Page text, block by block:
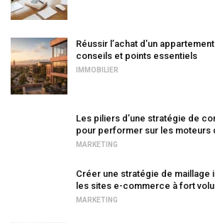
Réussir l’achat d’un
conseils et points essentiels
IMMOBILIER
Les piliers d’une stratégie de
pour performer sur les moteurs
MARKETING
Créer une stratégie de maillage
les sites e-commerce à fort
MARKETING